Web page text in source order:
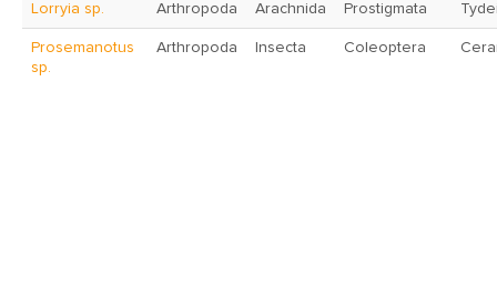
Lorryia sp. Arthropoda Arachnida Prostigmata
Prosemanotus
sp.
Arthropoda Insecta Coleoptera